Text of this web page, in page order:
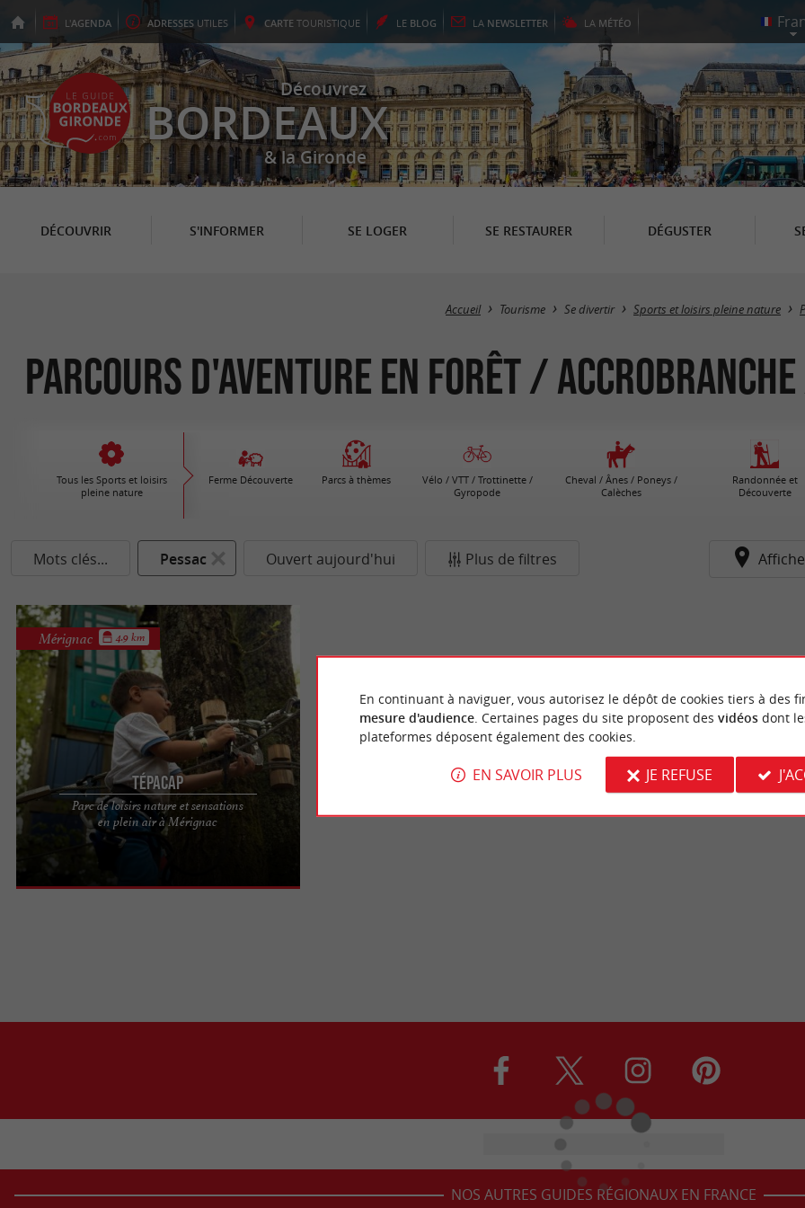
L'AGENDA ADRESSES UTILES CARTE TOURISTIQUE LE BLOG LA NEWSLETTER LA MÉTÉO
Découvrez
BORDEAUX
& la Gironde
DÉCOUVRIR S'INFORMER SE LOGER SE RESTAURER DÉGUSTER
Accueil Tourisme Se divertir Sports et loisirs pleine nature
Parcours d'aventure en forêt / Accrobranche
Tous les Sports et loisirs
pleine nature
Ferme Découverte Parcs à thèmes
Vélo / VTT / Trottinette /
Gyropode
Cheval / Ânes / Poneys /
Calèches
Randonnée et
Découverte
Mots clés... Pessac Ouvert aujourd'hui Plus de filtres
Tépacap
Parc de loisirs nature et sensations
en plein air à Mérignac
Mérignac 4.9 km
Tépacap, votre parc d'aventure Bordeaux
Mérignac Situé à Mérignac, à quelques pas de
Bordeaux, le parc ...
NOS AUTRES GUIDES RÉGIONAUX EN FRANCE
En continuant à naviguer, vous autorisez le dépôt de cookies tiers à des
mesure d'audience. Certaines pages du site proposent des vidéosdont
plateformes déposent également des cookies.
EN SAVOIR PLUS JE REFUSE